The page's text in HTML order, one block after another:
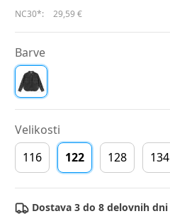
NC30*: 29,59 €
Barve
Velikosti
116
122 128 134
Dostava 3 do 8 delovnih dni